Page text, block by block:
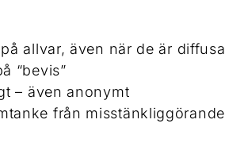
allvar, även när de är diffusa
“bevis”
– även anonymt
från misstänkliggörande